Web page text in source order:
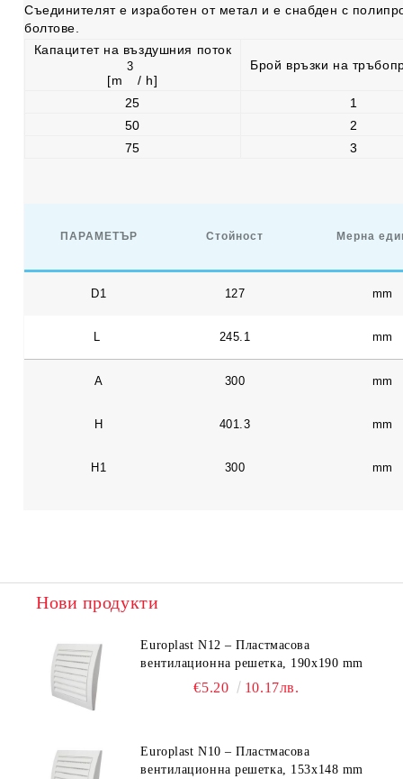
Съединителят е изработен от метал и е снабден с
болтове.
Капацитет на въздушния поток
[m
3
/ h]
Брой връзки на
25
1
50
2
75
3
ПАРАМЕТЪР Стойност Мерна
D1 127 mm
L 245.1 mm
A 300 mm
H 401.3 mm
H1 300 mm
Нови продукти
Europlast N12 – Пластмасова
вентилационна решетка, 190x190 mm
€5.20 10.17лв.
Europlast N10 – Пластмасова
вентилационна решетка, 153x148 mm